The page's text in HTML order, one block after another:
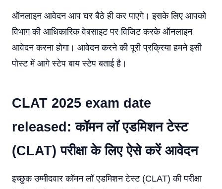
ऑनलाइन आवेदन आप घर बैठे ही कर पाएगे। इसके लिए आपको
विभाग की आधिकारिक वेबसाइट पर विजिट करके ऑनलाइन
आवेदन करना होगा। आवेदन करने की पूरी प्रक्रिया हमने इसी
पोस्ट में आगे स्टेप बाय स्टेप बताई है।
CLAT 2025 exam date
released: कॉमन लॉ एडमिशन टेस्ट
(CLAT) परीक्षा के लिए ऐसे करें आवेदन
इच्छुक उम्मीदवार कॉमन लॉ एडमिशन टेस्ट (CLAT) की परीक्षा